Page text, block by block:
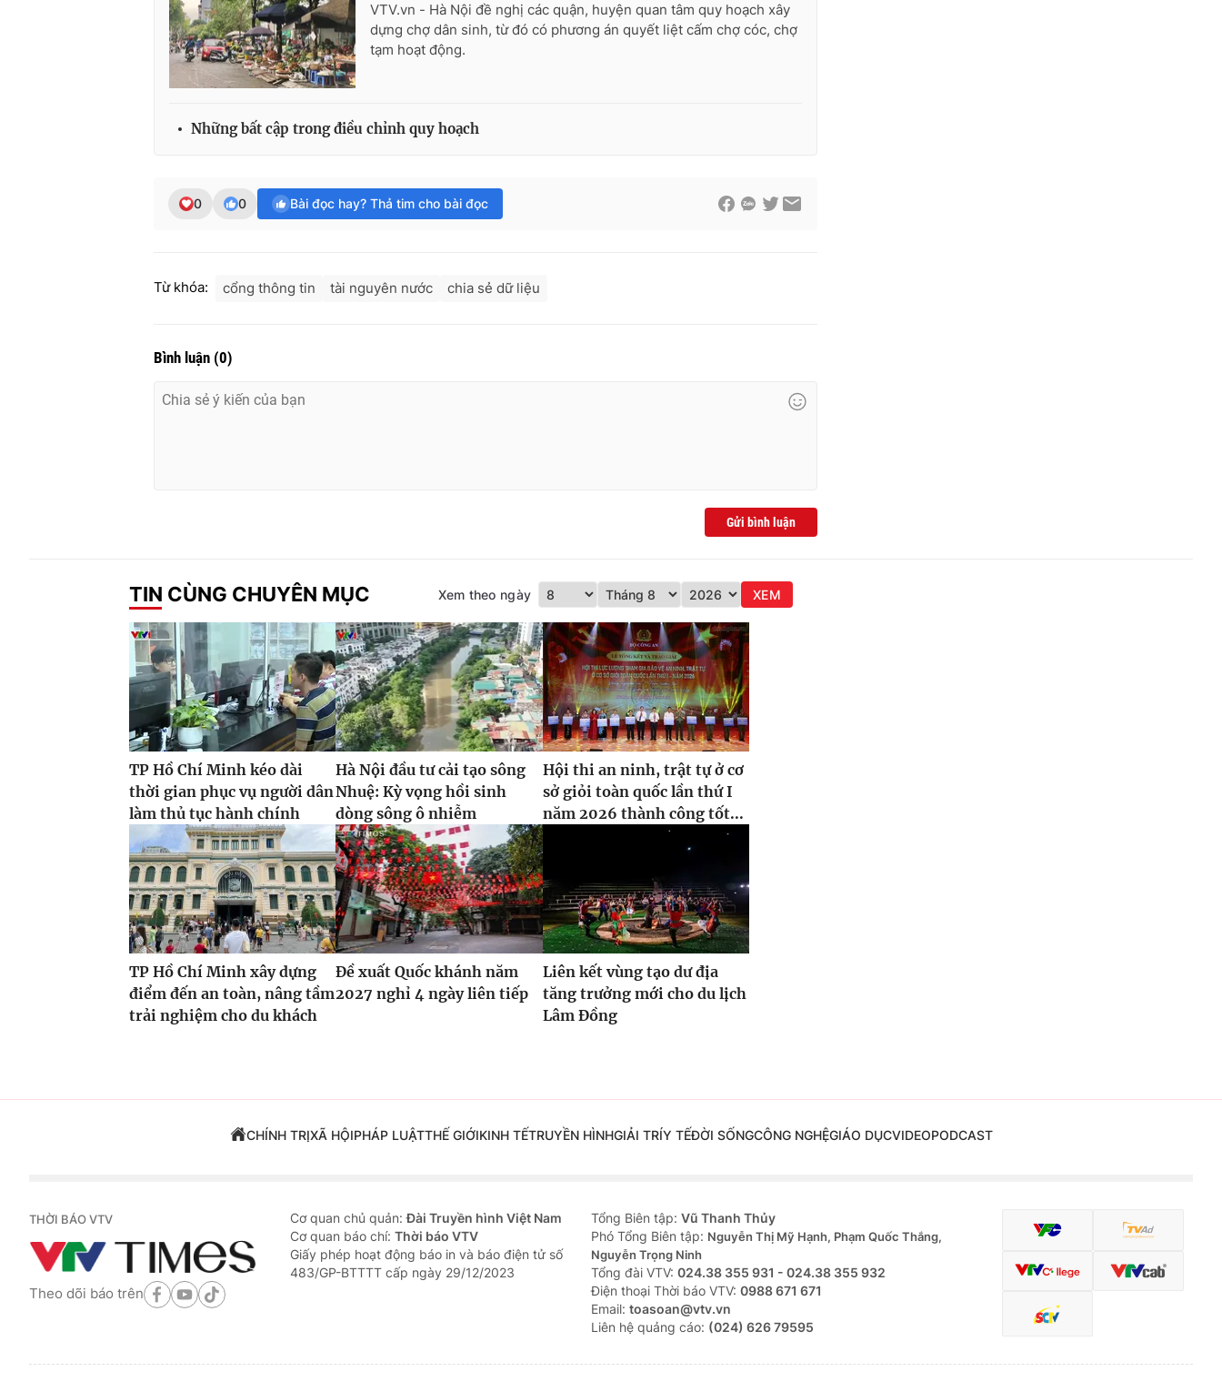
VTV.vn - Hà Nội đề nghị các quận, huyện quan tâm quy hoạch xây
dựng chợ dân sinh, từ đó có phương án quyết liệt cấm chợ cóc, chợ
tạm hoạt động.
Những bất cập trong điều chỉnh quy hoạch
0 0 Bài đọc hay? Thả tim cho bài đọc
Từ khóa: cổng thông tin tài nguyên nước chia sẻ dữ liệu
Bình luận (0)
Gửi bình luận
TIN CÙNG CHUYÊN MỤC Xem theo ngày XEM
TP Hồ Chí Minh kéo dài
thời gian phục vụ người dân
làm thủ tục hành chính
Hà Nội đầu tư cải tạo sông
Nhuệ: Kỳ vọng hồi sinh
dòng sông ô nhiễm
Hội thi an ninh, trật tự ở cơ
sở giỏi toàn quốc lần thứ I
năm 2026 thành công tốt...
TP Hồ Chí Minh xây dựng
điểm đến an toàn, nâng tầm
trải nghiệm cho du khách
Đề xuất Quốc khánh năm
2027 nghỉ 4 ngày liên tiếp
Liên kết vùng tạo dư địa
tăng trưởng mới cho du lịch
Lâm Đồng
CHÍNH TRỊXÃ HỘIPHÁP LUẬTTHẾ GIỚIKINH TẾTRUYỀN HÌNHGIẢI TRÍY TẾĐỜI SỐNGCÔNG NGHỆGIÁO DỤCVIDEOPODCAST
THỜI BÁO VTV
Theo dõi báo trên
Cơ quan chủ quản:Đài Truyền hình Việt Nam
Cơ quan báo chí: Thời báo VTV
Giấy phép hoạt động báo in và báo điện tử số
483/GP-BTTTT cấp ngày 29/12/2023
Tổng Biên tập: Vũ Thanh Thủy
Phó Tổng Biên tập: Nguyễn Thị Mỹ Hạnh, Phạm Quốc Thắng,
Nguyễn Trọng Ninh
Tổng đài VTV: 024.38 355 931 - 024.38 355 932
Ðiện thoại Thời báo VTV: 0988 671 671
Email: toasoan@vtv.vn
Liên hệ quảng cáo: (024) 626 79595